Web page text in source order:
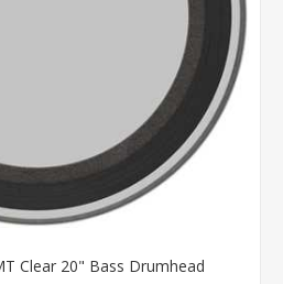
Clear 20" Bass Drumhead